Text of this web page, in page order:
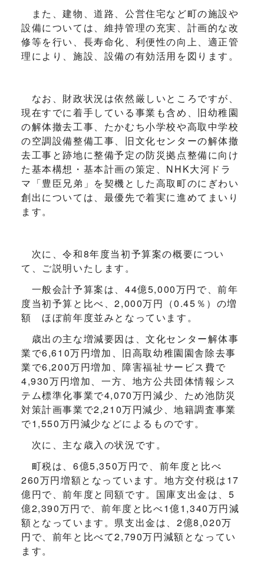
また、建物、道路、公営住宅など町の施設や
設備については、維持管理の充実、計画的な改
修等を行い、長寿命化、利便性の向上、適正管
理により、施設、設備の有効活用を図ります。
なお、財政状況は依然厳しいところですが、
現在すでに着手している事業も含め、旧幼稚園
の解体撤去工事、たかむち小学校や高取中学校
の空調設備整備工事、旧文化センターの解体撤
去工事と跡地に整備予定の防災拠点整備に向け
た基本構想・基本計画の策定、NHK大河ドラ
マ「豊臣兄弟」を契機とした高取町のにぎわい
創出については、最優先で着実に進めてまいり
ます。
次に、令和8年度当初予算案の概要につい
て、ご説明いたします。
一般会計予算案は、44億5,000万円で、前年
度当初予算と比べ、2,000万円（0.45％）の増
額 ほぼ前年度並みとなっています。
歳出の主な増減要因は、文化センター解体事
業で6,610万円増加、旧高取幼稚園園舎除去事
業で6,200万円増加、障害福祉サービス費で
4,930万円増加、一方、地方公共団体情報シス
テム標準化事業で4,070万円減少、ため池防災
対策計画事業で2,210万円減少、地籍調査事業
で1,550万円減少などによるものです。
次に、主な歳入の状況です。
町税は、6億5,350万円で、前年度と比べ
260万円増額となっています。地方交付税は17
億円で、前年度と同額です。国庫支出金は、5
億2,390万円で、前年度と比べ1億1,340万円減
額となっています。県支出金は、2億8,020万
円で、前年と比べて2,790万円減額となってい
ます。